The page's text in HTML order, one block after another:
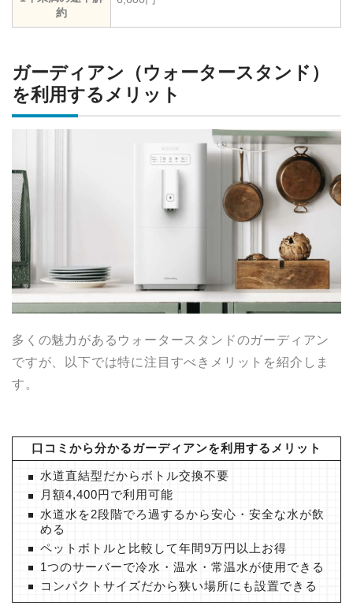
約
ガーディアン（ウォータースタンド）
を利用するメリット
多くの魅力があるウォータースタンドのガーディアン
ですが、以下では特に注目すべきメリットを紹介しま
す。
口コミから分かるガーディアンを利用するメリット
水道直結型だからボトル交換不要
月額4,400円で利用可能
水道水を2段階でろ過するから安心・安全な水が飲
める
ペットボトルと比較して年間9万円以上お得
1つのサーバーで冷水・温水・常温水が使用できる
コンパクトサイズだから狭い場所にも設置できる